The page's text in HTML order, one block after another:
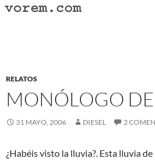
Saltar
RELATOS
MONÓLOGO
31 MAYO, 2006 DIESEL 2
¿Habéis visto la lluvia?. Esta lluvia